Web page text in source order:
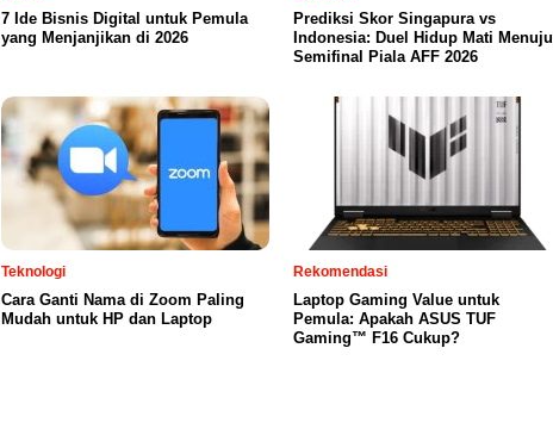
7 Ide Bisnis Digital untuk Pemula
yang Menjanjikan di 2026
Prediksi Skor Singapura vs
Indonesia: Duel Hidup Mati Menuju
Semifinal Piala AFF 2026
Teknologi
Cara Ganti Nama di Zoom Paling
Mudah untuk HP dan Laptop
Rekomendasi
Laptop Gaming Value untuk
Pemula: Apakah ASUS TUF
Gaming™ F16 Cukup?